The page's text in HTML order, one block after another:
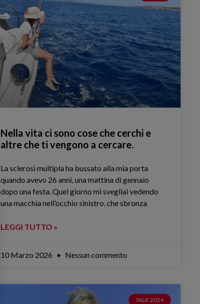
Nella vita ci sono cose che cerchi e
altre che ti vengono a cercare.
La sclerosi multipla ha bussato alla mia porta
quando avevo 26 anni, una mattina di gennaio
dopo una festa. Quel giorno mi svegliai vedendo
una macchia nell’occhio sinistro, che sbronza
LEGGI TUTTO »
10 Marzo 2026 Nessun commento
TALK 2024